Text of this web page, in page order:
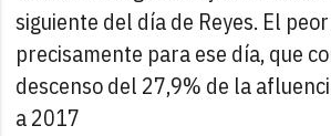
siguiente del día de Reyes. El
precisamente para ese día, que
descenso del 27,9% de la
a 2017